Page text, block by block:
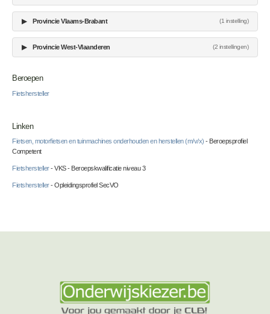
▶ Provincie Vlaams-Brabant (1 instelling)
▶ Provincie West-Vlaanderen (2 instellingen)
Beroepen
Fietshersteller
Linken
Fietsen, motorfietsen en tuinmachines onderhouden en herstellen (m/v/x) - Beroepsprofiel
Competent
Fietshersteller- VKS - Beroepskwalificatie niveau 3
Fietshersteller- Opleidingsprofiel SecVO